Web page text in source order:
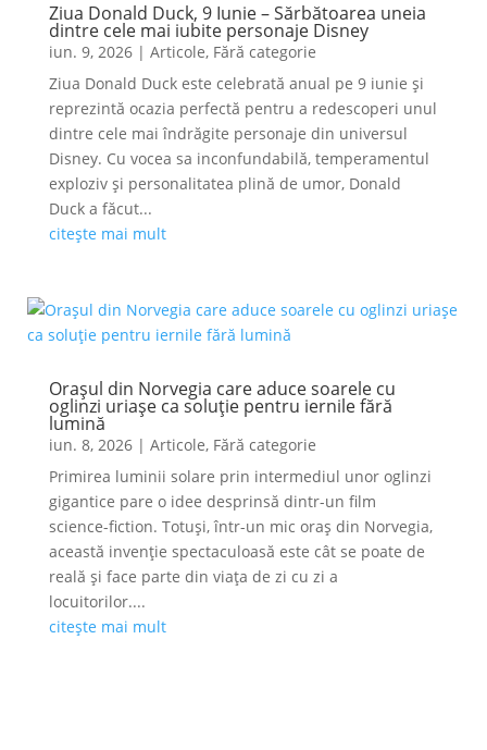
Ziua Donald Duck, 9 Iunie – Sărbătoarea uneia
dintre cele mai iubite personaje Disney
iun. 9, 2026| Articole, Fără categorie
Ziua Donald Duck este celebrată anual pe 9 iunie și
reprezintă ocazia perfectă pentru a redescoperi unul
dintre cele mai îndrăgite personaje din universul
Disney. Cu vocea sa inconfundabilă, temperamentul
exploziv și personalitatea plină de umor, Donald
Duck a făcut...
citește mai mult
Orașul din Norvegia care aduce soarele cu
oglinzi uriașe ca soluție pentru iernile fără
lumină
iun. 8, 2026| Articole, Fără categorie
Primirea luminii solare prin intermediul unor oglinzi
gigantice pare o idee desprinsă dintr-un film
science-fiction. Totuși, într-un mic oraș din Norvegia,
această invenție spectaculoasă este cât se poate de
reală și face parte din viața de zi cu zi a
locuitorilor....
citește mai mult